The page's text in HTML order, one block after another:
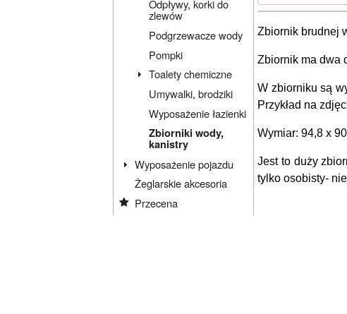
Odpływy, korki do
zlewów
Podgrzewacze wody
Pompki
Toalety chemiczne
Umywalki, brodziki
Wyposażenie łazienki
Zbiorniki wody,
kanistry
Wyposażenie pojazdu
Żeglarskie akcesoria
Przecena
Zbiornik brudnej
Zbiornik ma dwa
W zbiorniku są
Przykład na
Wymiar: 94,8 x
Jest to duży
tylko osobisty-